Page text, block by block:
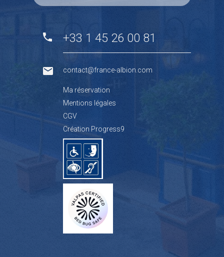
+33 1 45 26 00 81
contact@france-albion.com
Ma réservation
Mentions légales
CGV
Création Progress9